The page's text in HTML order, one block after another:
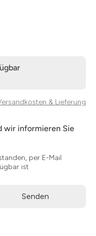
& Lieferung
wir informieren Sie
per E-Mail
ist
Senden